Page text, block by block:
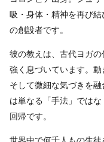
吸・身体・精神を再び結
の創設者です。
彼の教えは、古代ヨガ
強く息づいています。動
そして微細な気づきを
は単なる「手法」では
回帰です。